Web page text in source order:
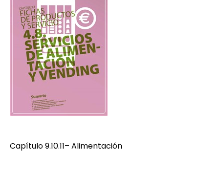
Capítulo 9.10.11– Alimentación